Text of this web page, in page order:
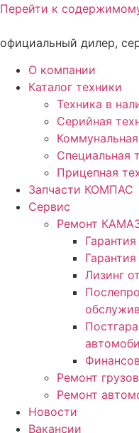
Перейти к
официальный дилер,
О компании
Каталог техники
Техника в
Серийная
Специальная
Прицепная
Запчасти КОМПАС
Сервис
Ремонт
Лизинг
Ремонт
Ремонт
Новости
Вакансии